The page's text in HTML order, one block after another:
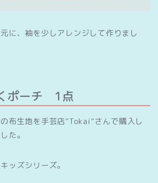
に、袖を少しアレンジして作りまし
ポーチ 1点
布生地を手芸店”Tokai”さんで購入し
た。
ッズシリーズ。